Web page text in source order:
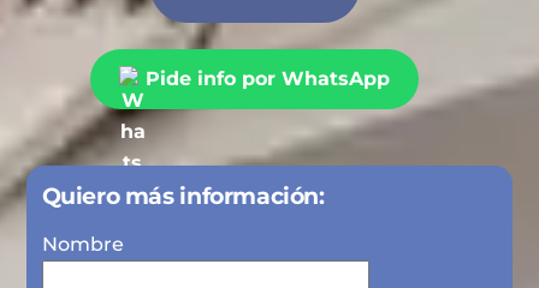
Pide info por WhatsApp
Quiero más información:
Nombre